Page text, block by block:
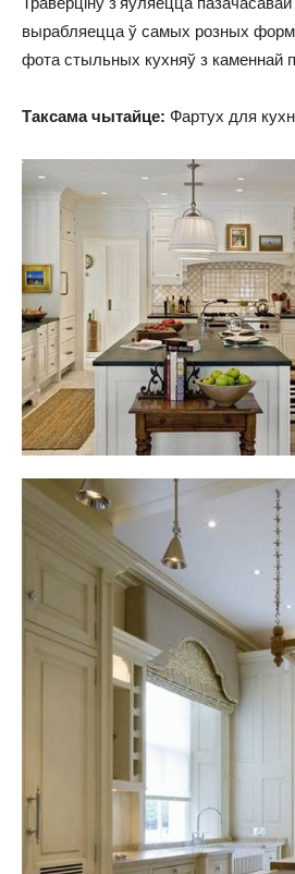
вырабляецца ў самых розных
фота стыльных кухняў з каменнай
Таксама чытайце: Фартух для